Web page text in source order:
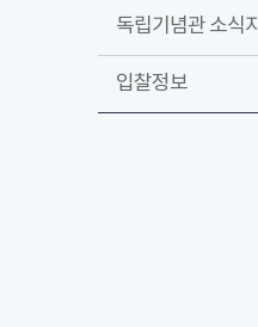
독립기념관 소식지
입찰정보